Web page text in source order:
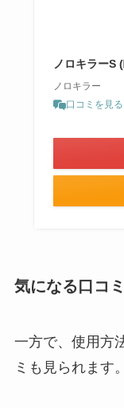
ノロキラーS
ノロキラー
口コミを見る
気になる口コ
一方で、使用方
ミも見られます。